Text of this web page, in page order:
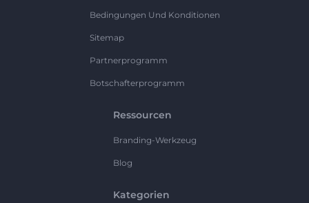
Bedingungen Und Konditionen
Sitemap
Partnerprogramm
Botschafterprogramm
Ressourcen
Branding-Werkzeug
Blog
Kategorien